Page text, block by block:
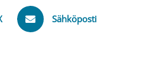
Sähköposti